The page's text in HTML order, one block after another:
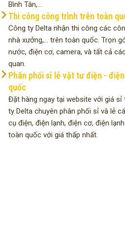
Bình Tân,...
Thi công công trình trên toàn
Công ty Delta nhận thi công các
nhà xưởng,... trên toàn quốc. Trọn
nước, điện cơ, camera, và tất cả
quan.
Phân phối sỉ lẻ vật tư điện -
quốc
Đặt hàng ngay tại website với giá sỉ
ty Delta chuyên phân phối sỉ và lẻ
cụ điện, điện lạnh, điện cơ, điện
toàn quốc với giá thấp nhất.